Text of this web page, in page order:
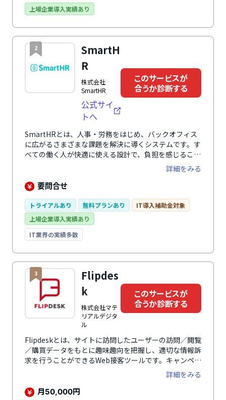
導入で課題となりがちな複雑なシナリオ設計やメンテナ
答）を防ぐ独自の仕組みにより、運用の手間をかけずに
正確な情報提供が可能です。電話・メール・チャットな
どの有人対応を「自己解決」へ置き換えることで、「問
い合わせ削減」と「CX（顧客体験）向上」を同時に実
現します。
上場企業導入実績あり
2
SmartH
R
株式会社
SmartHR
公式サイ
トへ
このサービスが
合うか診断する
SmartHRとは、人事・労務をはじめ、バックオフィス
に広がるさまざまな課題を解決に導くシステムです。す
べての働く人が快適に使える設計で、負担を感じること
なく、入退社手続きや年末調整、勤怠管理、人事評価業
務など、人事・労務に関わる幅広い業務を効率化しま
す。 さらに、業務の中で自然に蓄まる正確な従業員デ
を向上。 毎日の負担を減らしながら従業員の力を引き
出し、組織の生産性向上と持続的な成果を創出する戦略
人事を実現します。
詳細をみる
要問合せ
トライアルあり 無料プランあり
IT導入補助金対象
上場企業導入実績あり
IT業界の実績多数
3
Flipdes
k
株式会社マテ
リアルデジタ
ル
このサービスが
合うか診断する
Flipdeskとは、サイトに訪問したユーザーの訪問／閲覧
／購買データをもとに趣味趣向を把握し、適切な情報訴
求を行うことができるWeb接客ツールです。キャンペー
ン告知やクーポン発行、チャットサポートなどにより、
一人ひとりの状況に合った最適な接客を実現し、顧客体
験（CX）を向上。購買率の向上やサイト内回遊・会員
詳細をみる
月50,000円